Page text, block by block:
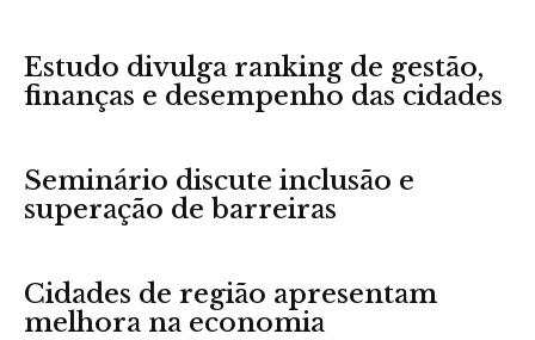
Estudo divulga ranking de gestão,
finanças e desempenho das cidades
Seminário discute inclusão e
superação de barreiras
Cidades de região apresentam
melhora na economia